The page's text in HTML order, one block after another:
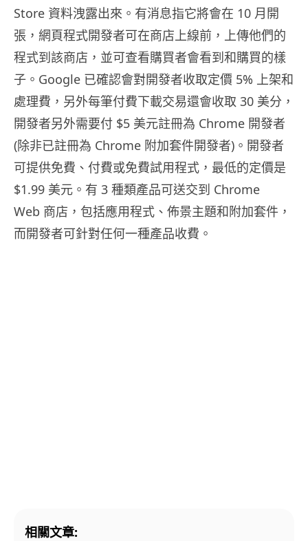
Store 資料洩露出來。有消息指它將會在 10 月開
張，網頁程式開發者可在商店上線前，上傳他們的
程式到該商店，並可查看購買者會看到和購買的樣
子。Google 已確認會對開發者收取定價 5% 上架和
處理費，另外每筆付費下載交易還會收取 30 美分，
開發者另外需要付 $5 美元註冊為 Chrome 開發者
(除非已註冊為 Chrome 附加套件開發者)。開發者
可提供免費、付費或免費試用程式，最低的定價是
$1.99 美元。有 3 種類產品可送交到 Chrome
Web 商店，包括應用程式、佈景主題和附加套件，
而開發者可針對任何一種產品收費。
相關文章: